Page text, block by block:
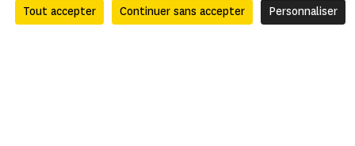
Tout accepter
Continuer sans accepter Personnaliser